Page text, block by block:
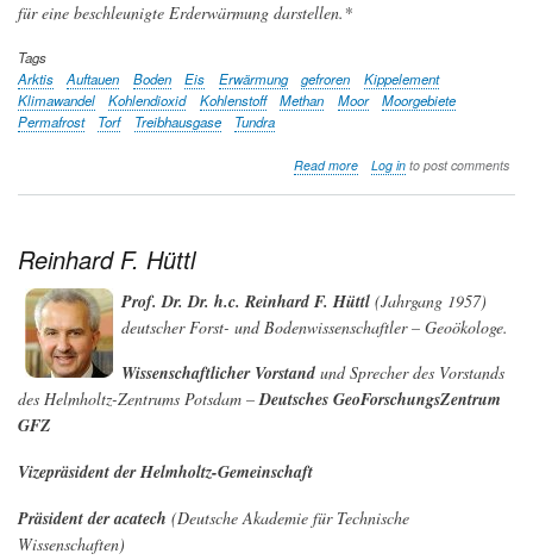
für eine beschleunigte Erderwärmung darstellen.*
Tags
Arktis
Auftauen Boden Eis Erwärmung gefroren
Kippelement
Klimawandel
Kohlendioxid Kohlenstoff Methan Moor
Moorgebiete
Permafrost
Torf Treibhausgase Tundra
Read moreabout
in
einer
werdenden
Welt
Log into post comments
Reinhard F. Hüttl
Prof. Dr. Dr. h.c. Reinhard F. Hüttl (Jahrgang 1957)
deutscher Forst- und Bodenwissenschaftler – Geoökologe.
Wissenschaftlicher Vorstand und Sprecher des Vorstands
des Helmholtz-Zentrums Potsdam –Deutsches GeoForschungsZentrum
GFZ
Vizepräsident der Helmholtz-Gemeinschaft
Präsident der acatech (Deutsche Akademie für Technische
Wissenschaften)